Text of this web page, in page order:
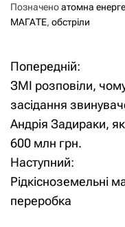
Позначеноатомна
МАГАТЕ, обстріли
Н
а
в
і
г
Попередній:
ЗМІ розповіли,
засідання
Андрія Задираки,
600 млн грн.
Наступний:
Рідкісноземельні
переробка